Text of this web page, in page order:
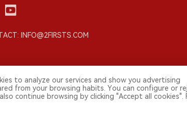
INFO@2FIRSTS.COM
los derechos reservados.
to analyze our services and show you advertising
from your browsing habits. You can configure or
continue browsing by clicking "Accept all cookies".